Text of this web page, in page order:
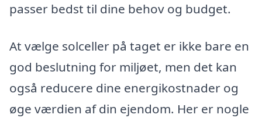
passer bedst til dine behov og budget.
At vælge solceller på taget er ikke bare en
god beslutning for miljøet, men det kan
også reducere dine energikostnader og
øge værdien af din ejendom. Her er nogle